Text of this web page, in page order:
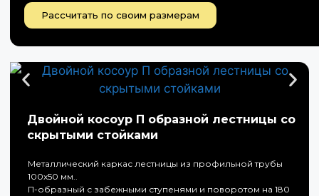
Рассчитать по своим размерам
Двойной косоур П образной лестницы со
скрытыми стойками
Металлический каркас лестницы из профильной трубы
100х50 мм..
П-образный с забежными ступенями и поворотом на 180